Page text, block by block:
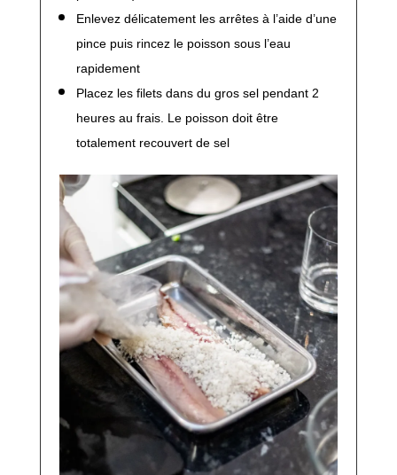
Enlevez délicatement les arrêtes à l’aide d’une
pince puis rincez le poisson sous l’eau
rapidement
Placez les filets dans du gros sel pendant 2
heures au frais. Le poisson doit être
totalement recouvert de sel